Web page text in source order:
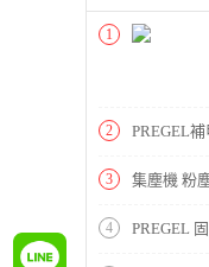
1
2
3
4 PREGEL